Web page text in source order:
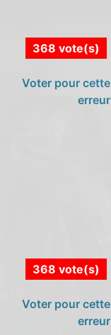
368 vote(s)
Voter pour cette
erreur
368 vote(s)
Voter pour cette
erreur